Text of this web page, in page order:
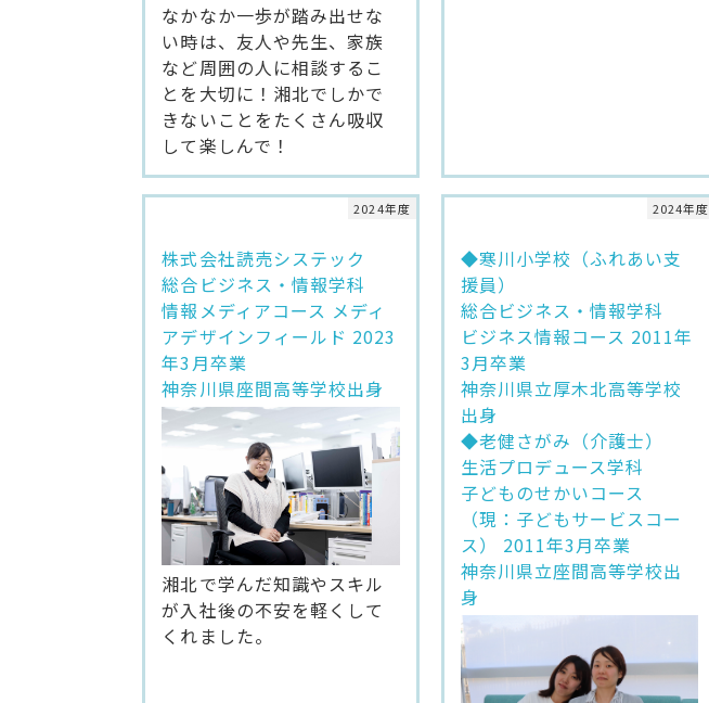
なかなか一歩が踏み出せな
い時は、友人や先生、家族
など周囲の人に相談するこ
とを大切に！湘北でしかで
きないことをたくさん吸収
して楽しんで！
株式会社読売システック
総合ビジネス・情報学科
情報メディアコース メディ
アデザインフィールド 2023
年3月卒業
神奈川県座間高等学校出身
湘北で学んだ知識やスキル
が入社後の不安を軽くして
くれました。
2024年度
◆寒川小学校（ふれあい支
援員）
総合ビジネス・情報学科
ビジネス情報コース 2011年
3月卒業
神奈川県立厚木北高等学校
出身
◆老健さがみ（介護士）
生活プロデュース学科
子どものせかいコース
（現：子どもサービスコー
ス） 2011年3月卒業
神奈川県立座間高等学校出
身
2024年度